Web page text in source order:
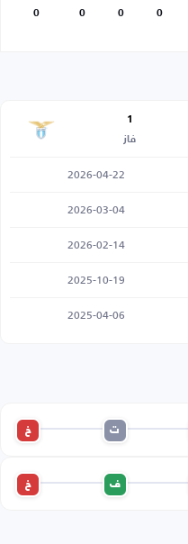
0
0
0
0
1
فاز
2026-04-22
2026-03-04
2026-02-14
2025-10-19
2025-04-06
ت خ
ف خ